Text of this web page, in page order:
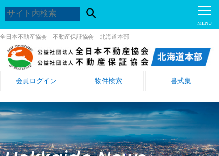
全日本不動産協会 不動産保証協会 北海道本部
会員ログイン 物件検索 書式集